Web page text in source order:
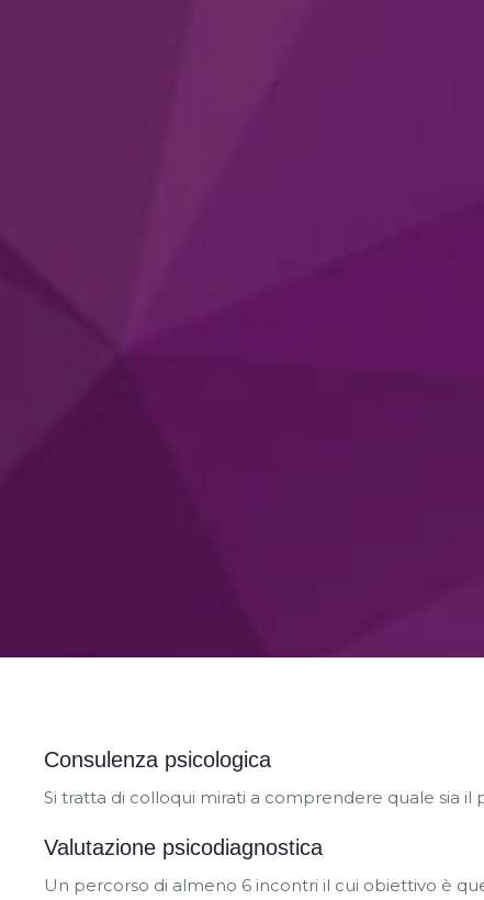
Consulenza psicologica
Si tratta di colloqui mirati a comprendere quale sia
Valutazione psicodiagnostica
Un percorso di almeno 6 incontri il cui obiettivo è